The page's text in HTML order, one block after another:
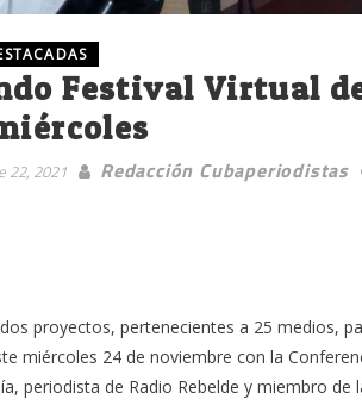
Festival Virtual
22, 2021 Redacción Cubaperiodistas
proyectos, pertenecientes a 25 medios,
miércoles 24 de noviembre con la
periodista de Radio Rebelde y miembro de